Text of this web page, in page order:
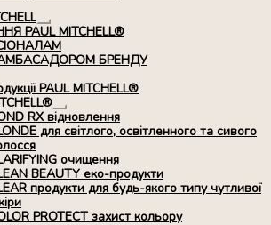
Розгорнуте
вкладене
меню
PAUL MITCHELL®
БРЕНДУ
PAUL MITCHELL®
Розгорнуте
вкладене
меню
RX вiдновлення
для світлого, освітленного та сивого
очищення
BEAUTY еко-продукти
продукти для будь-якого типу чутливої
PROTECT захист кольору